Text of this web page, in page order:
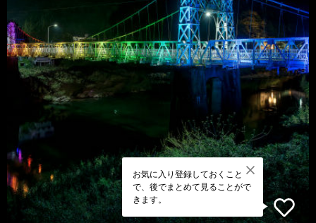
お気に入り登録しておくこと
で、後でまとめて見ることがで
きます。